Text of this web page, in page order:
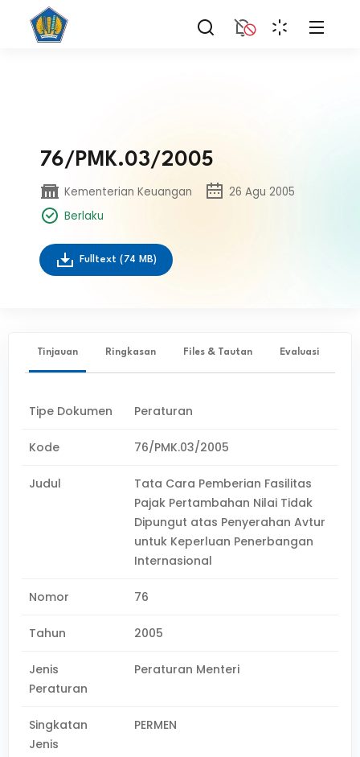
76/PMK.03/2005
Kementerian Keuangan
26 Agu 2005
Berlaku
Fulltext (74 MB)
Tinjauan Ringkasan Files & Tautan Evaluasi
Tipe Dokumen Peraturan
Kode 76/PMK.03/2005
Judul
Tata Cara Pemberian Fasilitas
Pajak Pertambahan Nilai Tidak
Dipungut atas Penyerahan Avtur
untuk Keperluan Penerbangan
Internasional
Nomor 76
Tahun 2005
Jenis
Peraturan
Peraturan Menteri
Singkatan
Jenis
PERMEN